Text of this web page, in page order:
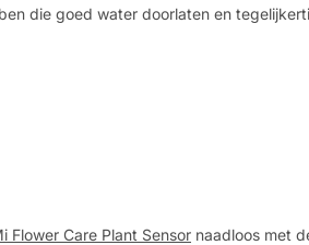
die goed water doorlaten en
Flower Care Plant Sensor naadloos met